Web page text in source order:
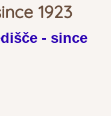
1923
- since